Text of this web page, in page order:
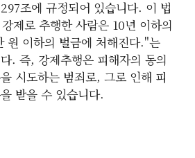
조에 규정되어 있습니다. 이 법
제로 추행한 사람은 10년 이하의
원 이하의 벌금에 처해진다."는
. 즉, 강제추행은 피해자의 동의
시도하는 범죄로, 그로 인해 피
받을 수 있습니다.